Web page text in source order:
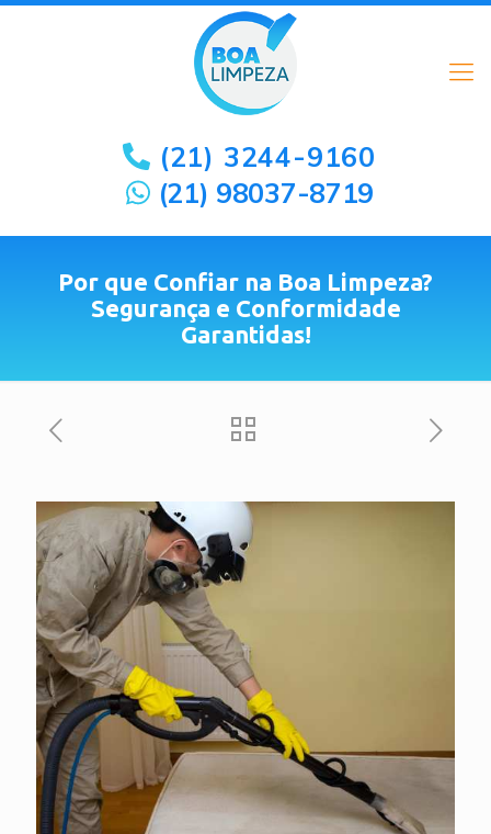
(21) 3244-9160
(21) 98037-8719
Por que Confiar na Boa Limpeza?
Segurança e Conformidade
Garantidas!